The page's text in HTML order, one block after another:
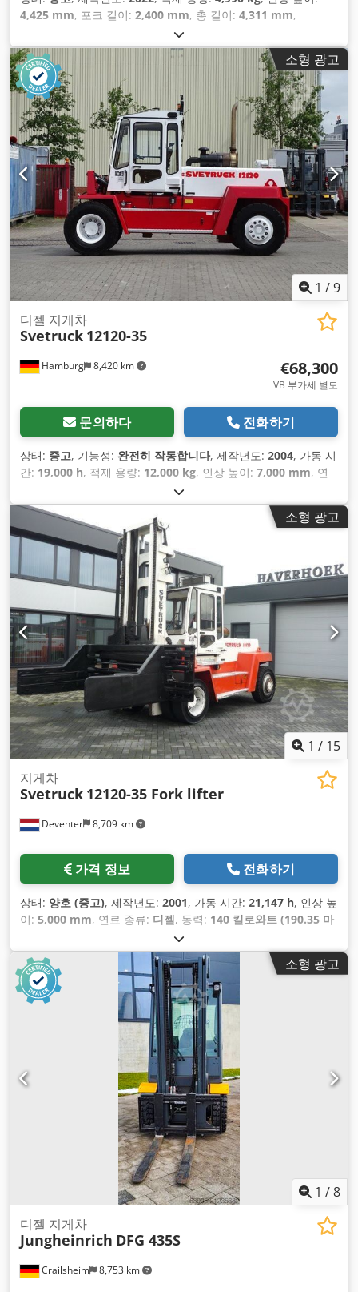
4,425 mm, 포크 길이: 2,400 mm, 총 길이: 4,311 mm,
소형 광고
1 /9
Hamburg 8,420 km
디젤 지게차
Svetruck 12120-35
€68,300
VB 부가세 별도
문의하다 전화하기
상태: 중고, 기능성: 완전히 작동합니다, 제작년도: 2004, 가동 시
간: 19,000 h, 적재 용량: 12,000 kg, 인상 높이: 7,000 mm, 연
심플렉스
크 캐리지 폭:3,320 mm, 포크 길이:2,000 mm, 공차 중량:
22,000 kg, 총 길이: 5,200 mm
, 건설 폭:
2,580 mm,
소형 광고
1 / 15
Deventer 8,709 km
지게차
Svetruck 12120-35 Fork lifter
가격 정보 전화하기
상태: 양호 (중고), 제작년도: 2001, 가동 시간: 21,147 h, 인상 높
이: 5,000 mm, 연료 종류: 디젤, 동력: 140 킬로와트 (190.35 마
소형 광고
1 /8
Crailsheim 8,753 km
디젤 지게차
Jungheinrich DFG 435S